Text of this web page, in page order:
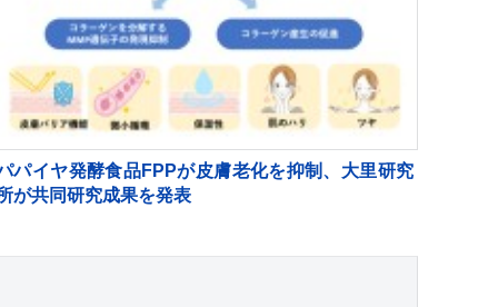
パイヤ発酵食品FPPが皮膚老化を抑制、大里研究
が共同研究成果を発表